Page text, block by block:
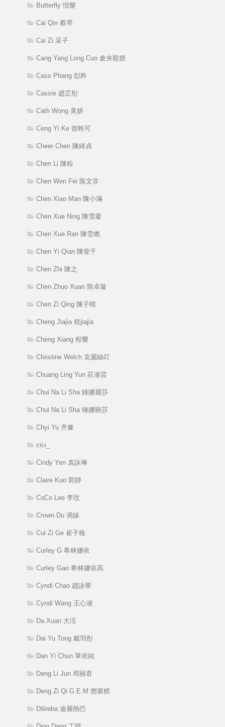
Butterfly 愷樂
Cai Qin 蔡琴
Cai Zi 采子
Cang Yang Long Cuo 倉央龍措
Cass Phang 彭羚
Cassie 趙芷彤
Cath Wong 黃妍
Ceng Yi Ke 曾軼可
Cheer Chen 陳綺貞
Chen Li 陳粒
Chen Wen Fei 陈文非
Chen Xiao Man 陳小滿
Chen Xue Ning 陳雪凝
Chen Xue Ran 陳雪燃
Chen Yi Qian 陳壹千
Chen Zhi 陳之
Chen Zhuo Xuan 陈卓璇
Chen Zi Qing 陳子晴
Cheng Jiajia 程jiajia
Cheng Xiang 程響
Christine Welch 克麗絲叮
Chuang Ling Yun 莊凌芸
Chui Na Li Sha 錘娜麗莎
Chui Na Li Sha 锤娜丽莎
Chyi Yu 齐豫
cici_
Cindy Yen 袁詠琳
Claire Kuo 郭靜
CoCo Lee 李玟
Crown Du 滴妹
Cui Zi Ge 崔子格
Curley G 希林娜依
Curley Gao 希林娜依高
Cyndi Chao 趙詠華
Cyndi Wang 王心凌
Da Xuan 大泫
Dai Yu Tong 戴羽彤
Dan Yi Chun 單依純
Deng Li Jun 邓丽君
Deng Zi Qi G.E.M 鄧紫棋
Dilireba 迪麗熱巴